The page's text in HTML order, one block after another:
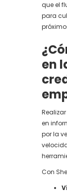
que el
para
en
en
por la
Con